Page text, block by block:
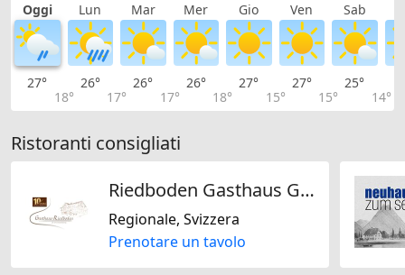
Oggi Lun Mar Mer Gio Ven Sab
27°
18°
26°
17°
26°
17°
26°
18°
27°
15°
27°
15°
25°
14°
Ristoranti consigliati
Riedboden Gasthaus GmbH
Regionale, Svizzera
Prenotare un tavolo